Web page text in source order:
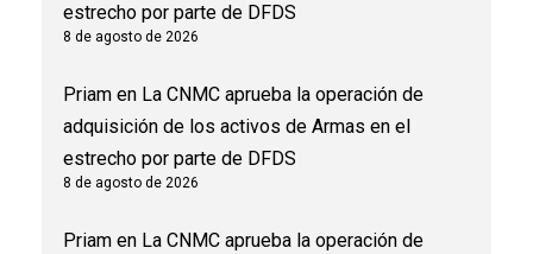
estrecho por parte de DFDS
8 de agosto de 2026
Priam en La CNMC aprueba la operación de
adquisición de los activos de Armas en el
estrecho por parte de DFDS
8 de agosto de 2026
Priam en La CNMC aprueba la operación de